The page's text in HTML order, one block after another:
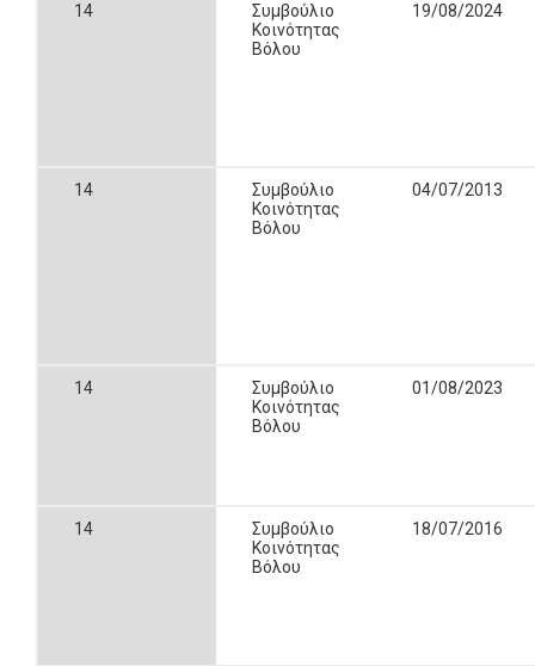
14
Συμβούλιο
Κοινότητας
Βόλου
19/08/2024
14
Συμβούλιο
Κοινότητας
Βόλου
04/07/2013
14
Συμβούλιο
Κοινότητας
Βόλου
01/08/2023
14
Συμβούλιο
Κοινότητας
Βόλου
18/07/2016